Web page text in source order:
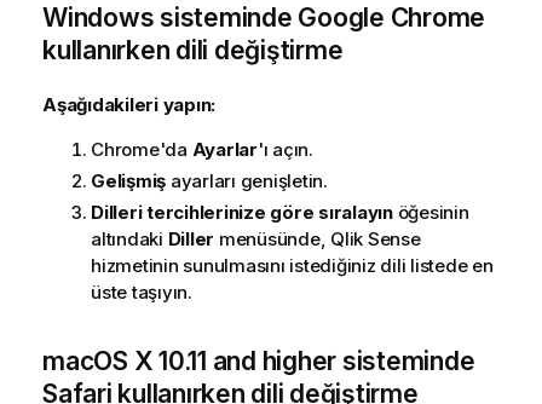
Windows sisteminde Google Chrome
kullanırken dili değiştirme
Aşağıdakileri yapın:
Chrome'da Ayarlar'ı açın.
Gelişmiş ayarları genişletin.
Dilleri tercihlerinize göre sıralayınöğesinin
altındaki Diller menüsünde, Qlik Sense
hizmetinin sunulmasını istediğiniz dili listede en
üste taşıyın.
macOS X 10.11 and higher sisteminde
Safari kullanırken dili değiştirme